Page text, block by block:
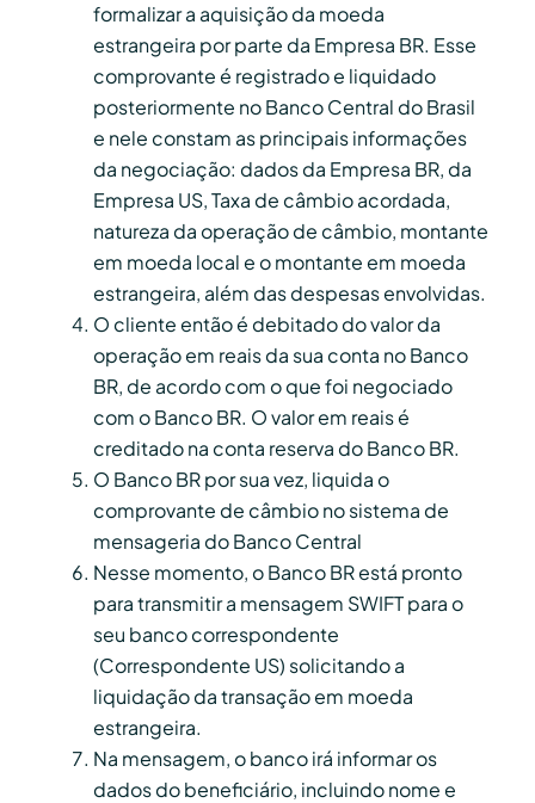
formalizar a aquisição da moeda
estrangeira por parte da Empresa BR. Esse
comprovante é registrado e liquidado
posteriormente no Banco Central do Brasil
e nele constam as principais informações
da negociação: dados da Empresa BR, da
Empresa US, Taxa de câmbio acordada,
natureza da operação de câmbio, montante
em moeda local e o montante em moeda
estrangeira, além das despesas envolvidas.
O cliente então é debitado do valor da
operação em reais da sua conta no Banco
BR, de acordo com o que foi negociado
com o Banco BR. O valor em reais é
creditado na conta reserva do Banco BR.
O Banco BR por sua vez, liquida o
comprovante de câmbio no sistema de
mensageria do Banco Central
Nesse momento, o Banco BR está pronto
para transmitir a mensagem SWIFT para o
seu banco correspondente
(Correspondente US) solicitando a
liquidação da transação em moeda
estrangeira.
Na mensagem, o banco irá informar os
dados do beneficiário, incluindo nome e